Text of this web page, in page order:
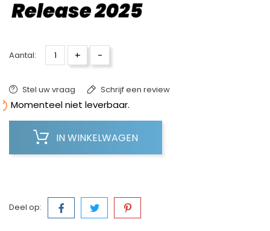
Aantal: + -
Stel uw vraag Schrijf een review
Momenteel niet leverbaar.
IN WINKELWAGEN
Deel op: